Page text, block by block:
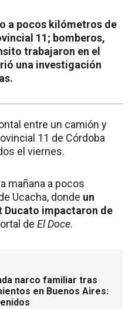
a pocos kilómetros de
11; bomberos,
trabajaron en el
una investigación
entre un camión y
11 de Córdoba
el viernes.
mañana a pocos
Ucacha, donde un
Ducato impactaron de
de El Doce.
narco familiar tras
en Buenos Aires: